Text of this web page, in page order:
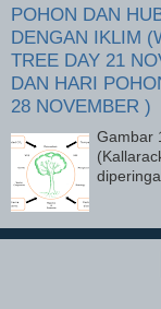
POHON DAN
DENGAN IKLIM
TREE DAY 21
DAN HARI
28 NOVEMBER )
Gambar